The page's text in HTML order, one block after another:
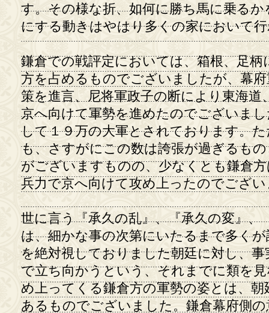
す。その様な折、如何に勝ち馬に乗る
にする動きはやはり多くの家において
鎌倉での戦評定においては、箱根、足
方を占めるものでございましたが、幕
策を進言、尼将軍政子の断により東海道
京へ向けて軍勢を進めたのでございま
して１９万の大軍とされております。
も、さすがにこの数は誇張が過ぎるも
がございますものの、少なくとも鎌倉
兵力で京へ向けて攻め上ったのでござ
世に言う『承久の乱』、『承久の変』、
は、細かな事の次第にいたるまで多く
を絶対視しておりました朝廷に対し、
で立ち向かうという、それまでに類を
め上ってくる鎌倉方の軍勢の姿とは、
あるものでございました。鎌倉幕府側